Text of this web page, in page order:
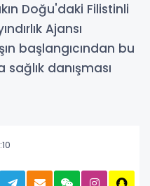
Doğu'daki Filistinli
Ajansı
başlangıcından bu
danışması